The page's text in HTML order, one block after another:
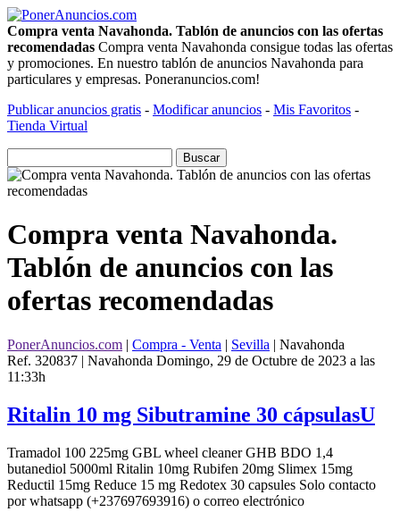
Compra venta Navahonda. Tablón de anuncios con las ofertas
recomendadas Compra venta Navahonda consigue todas las ofertas
y promociones. En nuestro tablón de anuncios Navahonda para
particulares y empresas. Poneranuncios.com!
Publicar anuncios gratis - Modificar anuncios - Mis Favoritos -
Tienda Virtual
Compra venta Navahonda.
Tablón de anuncios con las
ofertas recomendadas
PonerAnuncios.com | Compra - Venta | Sevilla | Navahonda
Ref. 320837 | Navahonda Domingo, 29 de Octubre de 2023 a las
11:33h
Ritalin 10 mg Sibutramine 30 cápsulasU
Tramadol 100 225mg GBL wheel cleaner GHB BDO 1,4
butanediol 5000ml Ritalin 10mg Rubifen 20mg Slimex 15mg
Reductil 15mg Reduce 15 mg Redotex 30 capsules Solo contacto
por whatsapp (+237697693916) o correo electrónico